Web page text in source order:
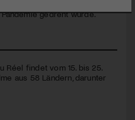
gedreht wurde.
Réel findet vom 15. bis 25.
aus 58 Ländern, darunter